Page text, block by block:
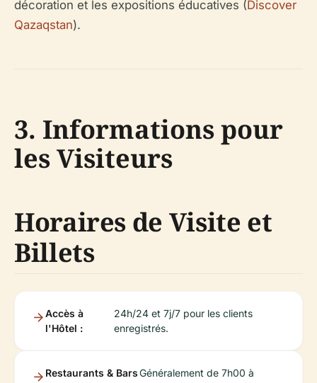
décoration et les expositions éducatives (Discover
Qazaqstan).
3. Informations pour
les Visiteurs
Horaires de Visite et
Billets
Accès à
l'Hôtel :
24h/24 et 7j/7 pour les clients
enregistrés.
Restaurants & Bars Généralement de 7h00 à